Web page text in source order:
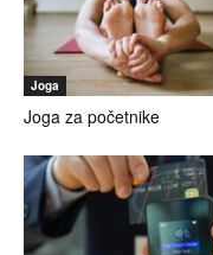
Joga
Joga za početnike